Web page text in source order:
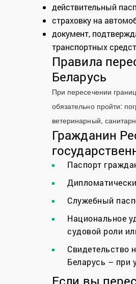
действительный
страховку на
документ,
транспортных
Правила
Беларусь
При пересечении
обязательно пройти:
ветеринарный,
Гражданин
Паспорт
Служебный
Национальное
судовой роли
Свидетельство
Беларусь – при